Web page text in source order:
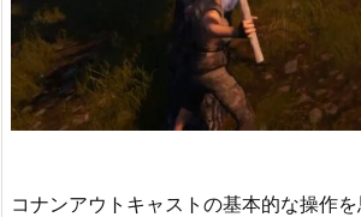
コナンアウトキャストの基本的な操作